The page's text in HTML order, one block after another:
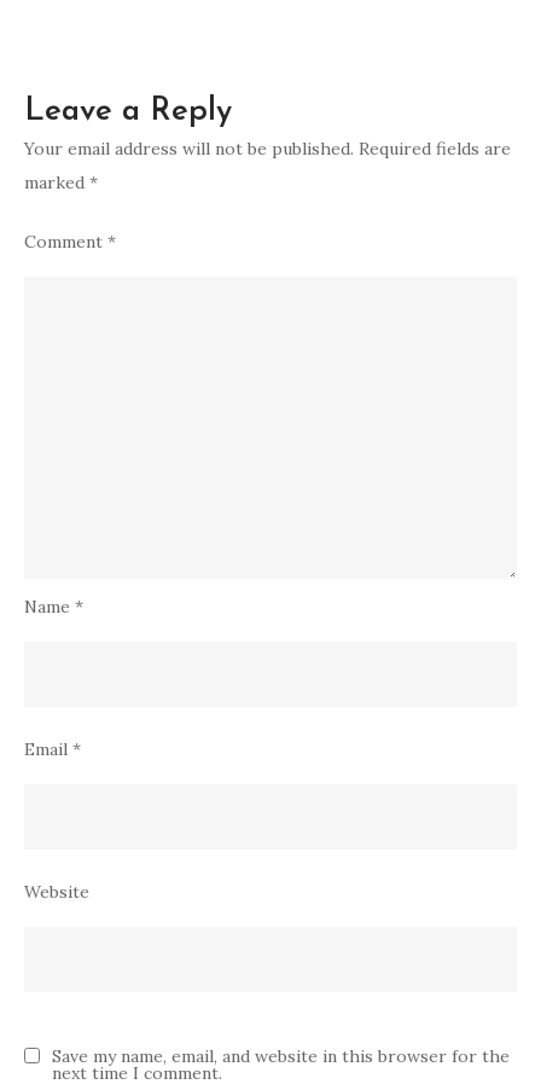
Leave a Reply
Your email address will not be published. Required fields are
marked *
Comment *
Name *
Email *
Website
Save my name, email, and website in this browser for the
next time I comment.